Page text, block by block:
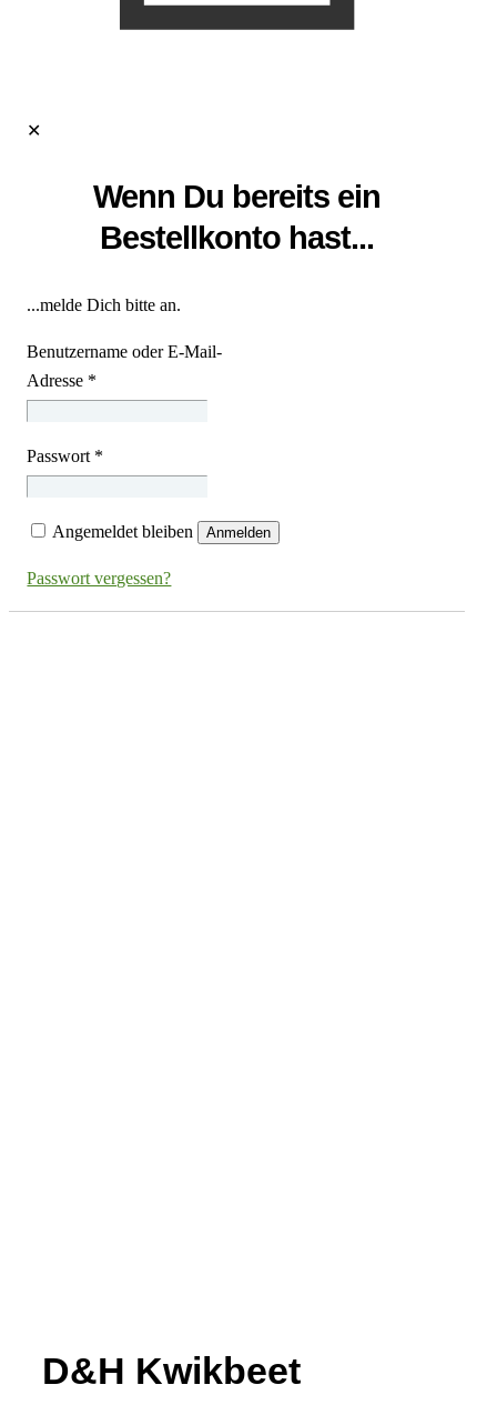
✕
Wenn Du bereits ein
Bestellkonto hast...
...melde Dich bitte an.
Benutzername oder E-Mail-
Adresse *
Passwort *
Angemeldet bleiben Anmelden
Passwort vergessen?
D&H Kwikbeet